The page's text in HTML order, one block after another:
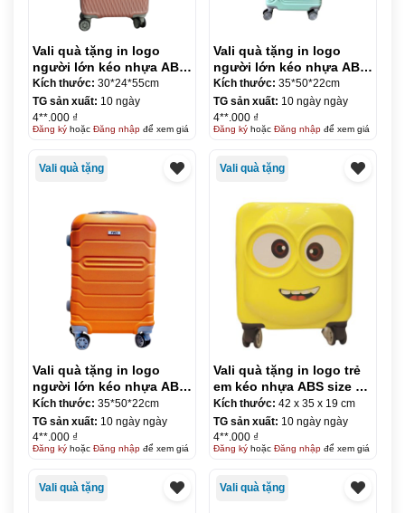
Vali quà tặng in logo
người lớn kéo nhựa ABS
size 20 KQ-VL01
Kích thước: 30*24*55cm
TG sản xuất: 10 ngày
4**.000 ₫
Đăng kýhoặc Đăng nhậpđể xem giá
Vali quà tặng in logo
người lớn kéo nhựa ABS
size 20 KQ-VL02
Kích thước: 35*50*22cm
TG sản xuất: 10 ngày ngày
4**.000 ₫
Đăng kýhoặc Đăng nhậpđể xem giá
Vali quà tặng
Vali quà tặng in logo
người lớn kéo nhựa ABS
size 20 KQ-VL03
Kích thước: 35*50*22cm
TG sản xuất: 10 ngày ngày
4**.000 ₫
Đăng kýhoặc Đăng nhậpđể xem giá
Vali quà tặng
Vali quà tặng in logo trẻ
em kéo nhựa ABS size 18
KQ-VL21
Kích thước: 42 x 35 x 19 cm
TG sản xuất: 10 ngày ngày
4**.000 ₫
Đăng kýhoặc Đăng nhậpđể xem giá
Vali quà tặng Vali quà tặng